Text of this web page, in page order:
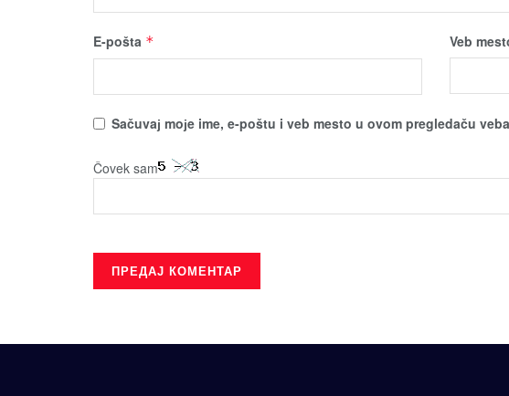
E-pošta * Veb
Sačuvaј moјe ime, e-poštu i veb mesto u ovom pregledaču
Čovek sam